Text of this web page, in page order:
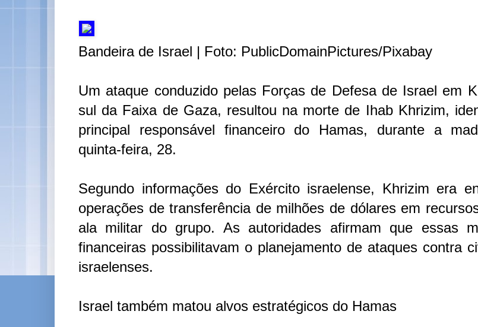
Bandeira de Israel | Foto: PublicDomainPictures/Pixabay
Um ataque conduzido pelas Forças de Defesa de Israel em
sul da Faixa de Gaza, resultou na morte de Ihab Khrizim,
principal responsável financeiro do Hamas, durante a
quinta-feira, 28.
Segundo informações do Exército israelense, Khrizim era
operações de transferência de milhões de dólares em
ala militar do grupo. As autoridades afirmam que essas
financeiras possibilitavam o planejamento de ataques contra
israelenses.
Israel também matou alvos estratégicos do Hamas